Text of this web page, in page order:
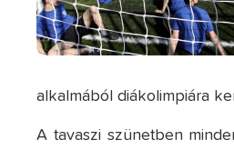
alkalmából diákolimpiára
A tavaszi szünetben